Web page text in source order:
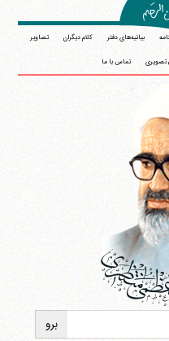
بیانیه‌های دفتر کلام دیگران تصاویر
تصویری تماس با ما